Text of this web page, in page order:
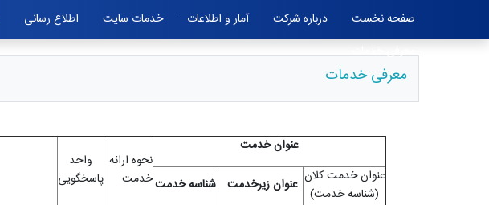
صفحه نخست درباره شرکت آمار و اطلاعات خدمات سایت اطلاع رسانی
معرفی خدمات
معرفی خدمات
واحد
پاسخگویی
نحوه ارائه
خدمت
عنوان خدمت
شناسه خدمت عنوان زیرخدمت عنوان خدمت کلان
(شناسه خدمت)